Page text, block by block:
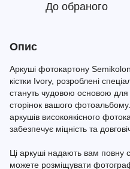
До обраного
Опис
Аркуші фотокартону
кістки Ivory, розроблені
стануть чудовою основою
сторінок вашого
аркушів високоякісного
забезпечує міцність та
Ці аркуші надають вам повну
можете розміщувати